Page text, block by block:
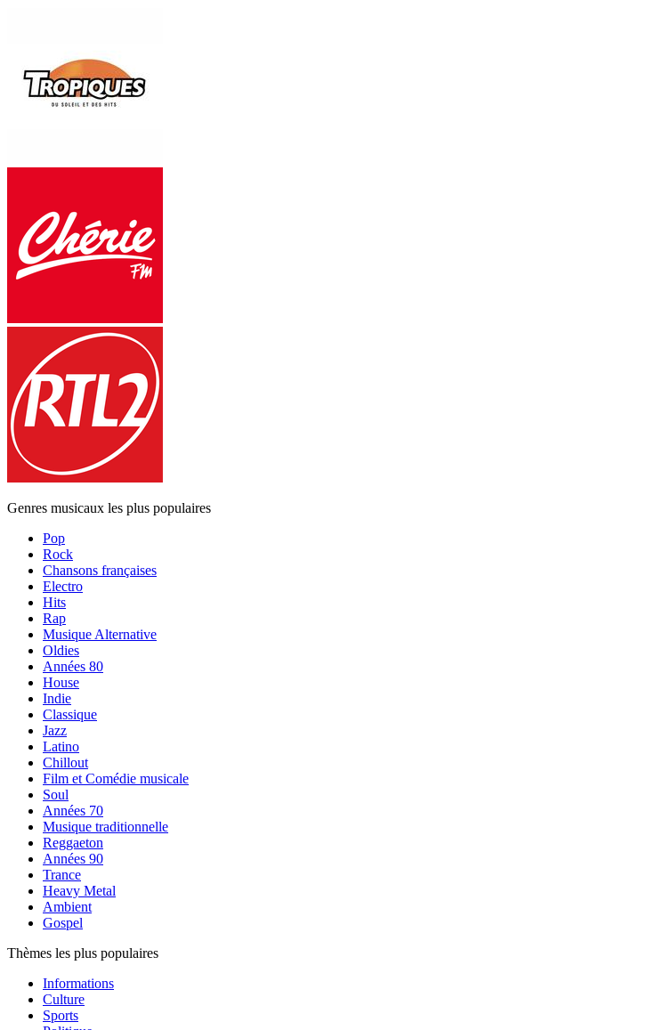
Genres musicaux les plus populaires
Pop
Rock
Chansons françaises
Electro
Hits
Rap
Musique Alternative
Oldies
Années 80
House
Indie
Classique
Jazz
Latino
Chillout
Film et Comédie musicale
Soul
Années 70
Musique traditionnelle
Reggaeton
Années 90
Trance
Heavy Metal
Ambient
Gospel
Thèmes les plus populaires
Informations
Culture
Sports